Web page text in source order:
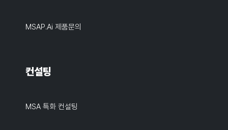
MSAP.ai 제품문의
컨설팅
MSA 특화 컨설팅